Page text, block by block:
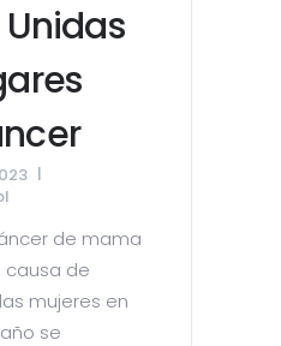
de mama
causa de
mujeres en
se